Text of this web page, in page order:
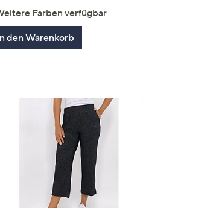
Farben verfügbar
den Warenkorb